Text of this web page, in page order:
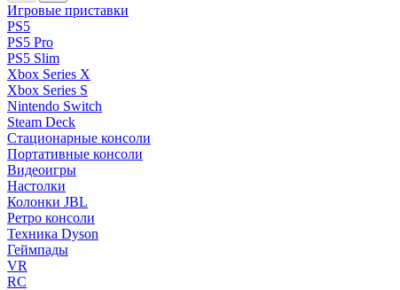
Игровые приставки
PS5
PS5 Pro
PS5 Slim
Xbox Series X
Xbox Series S
Nintendo Switch
Steam Deck
Стационарные консоли
Портативные консоли
Видеоигры
Настолки
Колонки JBL
Ретро консоли
Техника Dyson
Геймпады
VR
RC